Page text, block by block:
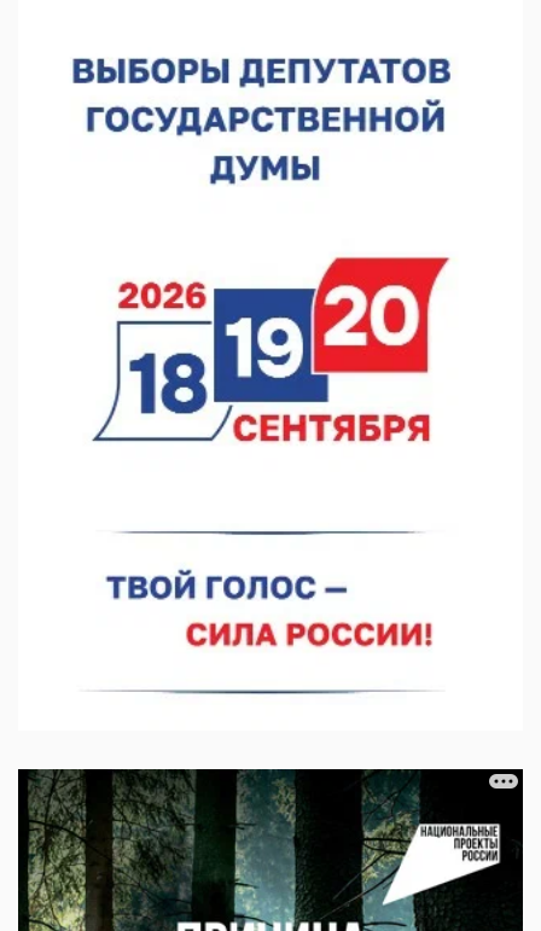
нас»
10.08.2026 13:53
В Нижнем Новгороде сформировали группу добровольцев
«Заповедные кварталы» отметят День города в Нижнем
10.08.2026 11:53